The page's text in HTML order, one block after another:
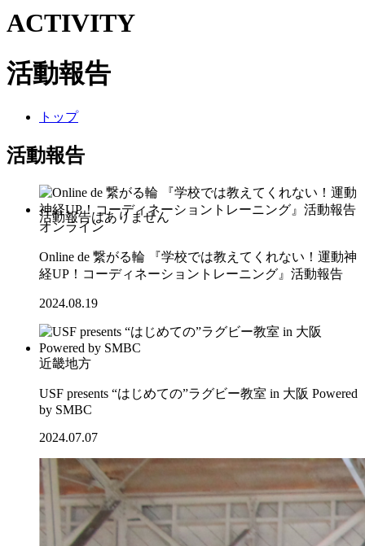
ACTIVITY
活動報告
トップ
活動報告
オンライン
Online de 繋がる輪 『学校では教えてくれない！運動神
経UP！コーディネーショントレーニング』活動報告
2024.08.19
近畿地方
USF presents “はじめての”ラグビー教室 in 大阪 Powered
by SMBC
2024.07.07